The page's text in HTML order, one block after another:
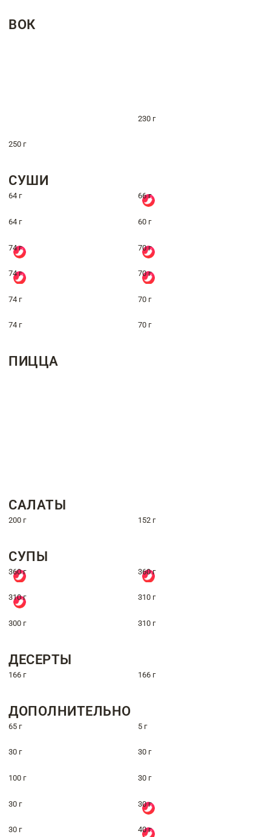
ВОК
230 г
250 г
СУШИ
64 г 66 г
64 г 60 г
74 г 70 г
74 г 70 г
74 г 70 г
74 г 70 г
ПИЦЦА
САЛАТЫ
200 г 152 г
СУПЫ
360 г 360 г
310 г 310 г
300 г 310 г
ДЕСЕРТЫ
166 г 166 г
ДОПОЛНИТЕЛЬНО
65 г 5 г
30 г 30 г
100 г 30 г
30 г 30 г
30 г 40 г